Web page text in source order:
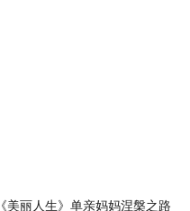
《美丽人生》单亲妈妈涅槃之路